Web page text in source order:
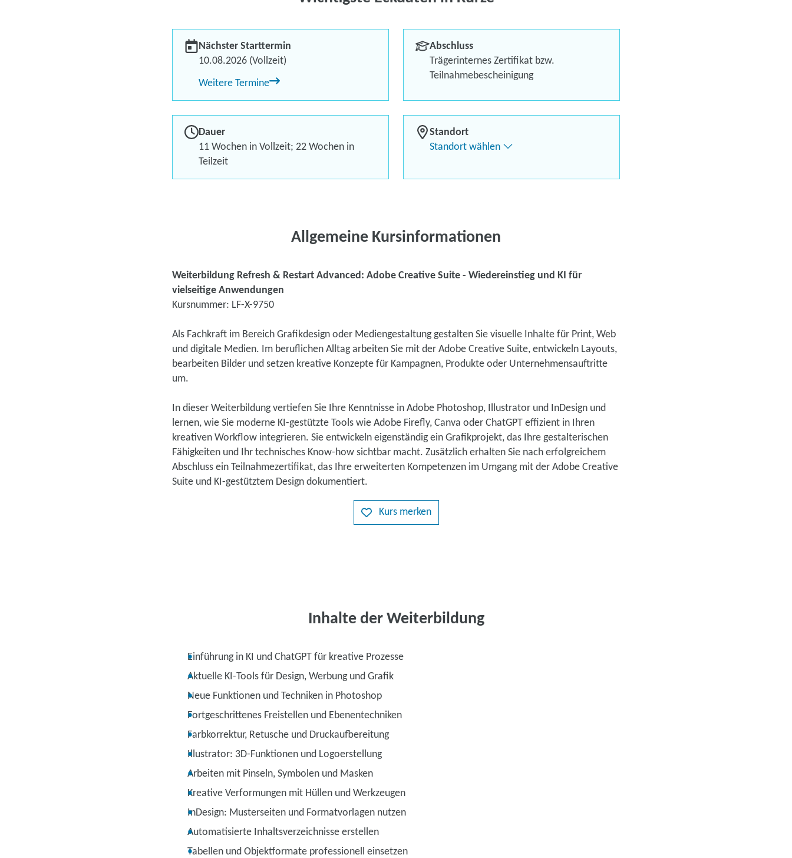
Wiedereinstieg und KI für vielseitige
Anwendungen
Berufliches Profil optimieren
Flexibel dank Live-Online-Trainings
Kontaktieren Sie uns jetzt
Nächster Starttermin
10.08.2026 (Vollzeit)
Weitere Termine
Abschluss
Trägerinternes Zertifikat bzw.
Teilnahmebescheinigung
Dauer
11 Wochen in Vollzeit; 22 Wochen in
Teilzeit
Standort
Standort wählen
Allgemeine Kursinformationen
Weiterbildung Refresh & Restart Advanced: Adobe Creative Suite - Wiedereinstieg und KI für
vielseitige Anwendungen
Kursnummer: LF-X-9750
Als Fachkraft im Bereich Grafikdesign oder Mediengestaltung gestalten Sie visuelle Inhalte für Print, Web
und digitale Medien. Im beruflichen Alltag arbeiten Sie mit der Adobe Creative Suite, entwickeln Layouts,
bearbeiten Bilder und setzen kreative Konzepte für Kampagnen, Produkte oder Unternehmensauftritte
um.
In dieser Weiterbildung vertiefen Sie Ihre Kenntnisse in Adobe Photoshop, Illustrator und InDesign und
lernen, wie Sie moderne KI-gestützte Tools wie Adobe Firefly, Canva oder ChatGPT effizient in Ihren
kreativen Workflow integrieren. Sie entwickeln eigenständig ein Grafikprojekt, das Ihre gestalterischen
Fähigkeiten und Ihr technisches Know-how sichtbar macht. Zusätzlich erhalten Sie nach erfolgreichem
Abschluss ein Teilnahmezertifikat, das Ihre erweiterten Kompetenzen im Umgang mit der Adobe Creative
Suite und KI-gestütztem Design dokumentiert.
Kurs merken
Inhalte der Weiterbildung
Einführung in KI und ChatGPT für kreative Prozesse
Aktuelle KI-Tools für Design, Werbung und Grafik
Neue Funktionen und Techniken in Photoshop
Fortgeschrittenes Freistellen und Ebenentechniken
Farbkorrektur, Retusche und Druckaufbereitung
Illustrator: 3D-Funktionen und Logoerstellung
Arbeiten mit Pinseln, Symbolen und Masken
Kreative Verformungen mit Hüllen und Werkzeugen
InDesign: Musterseiten und Formatvorlagen nutzen
Automatisierte Inhaltsverzeichnisse erstellen
Tabellen und Objektformate professionell einsetzen